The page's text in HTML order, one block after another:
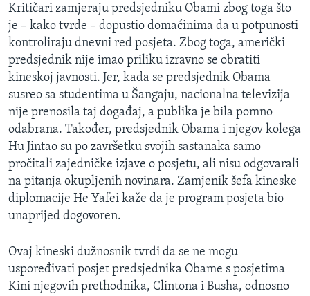
Learning English
PRATITE NAS
Jezici
Kritičari zamjeraju predsjedniku Obami zbog toga što
je – kako tvrde – dopustio domaćinima da u potpunosti
kontroliraju dnevni red posjeta. Zbog toga, američki
predsjednik nije imao priliku izravno se obratiti
kineskoj javnosti. Jer, kada se predsjednik Obama
susreo sa studentima u Šangaju, nacionalna televizija
nije prenosila taj događaj, a publika je bila pomno
odabrana. Također, predsjednik Obama i njegov kolega
Hu Jintao su po završetku svojih sastanaka samo
pročitali zajedničke izjave o posjetu, ali nisu odgovarali
na pitanja okupljenih novinara. Zamjenik šefa kineske
diplomacije He Yafei kaže da je program posjeta bio
unaprijed dogovoren.
Ovaj kineski dužnosnik tvrdi da se ne mogu
uspoređivati posjet predsjednika Obame s posjetima
Kini njegovih prethodnika, Clintona i Busha, odnosno